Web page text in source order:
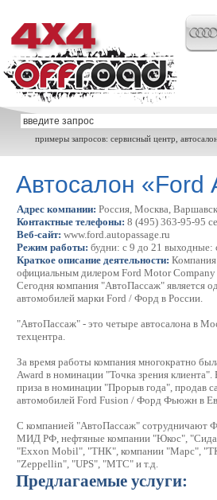
примеры запросов: сервисный центр,
Автосалон «Ford
Адрес компании: Россия, Москва,
Контактные телефоны: 8 (495) 363-95-95
Веб-сайт: www.ford.autopassage.ru
Режим работы: будни: с 9 до 21 выходные:
Краткое описание деятельности: Компания
официальным дилером Ford Motor
Сегодня компания "АвтоПассаж" является
автомобилей марки Ford / Форд в России.
"АвтоПассаж" - это четыре автосалона в
техцентра.
За время работы компания многократно
Award в номинации "Точка зрения клиента".
приза в номинации "Прорыв года", продав
автомобилей Ford Fusion / Форд Фьюжн в
С компанией "АвтоПассаж" сотрудничают
МИД РФ, нефтяные компании "Юкос",
"Exxon Mobil", "ТНК", компании
"Zeppellin", "UPS", "МТС" и т.д.
Предлагаемые услуги: